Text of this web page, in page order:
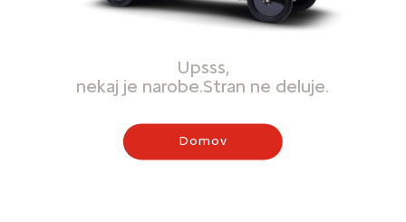
Upsss,
nekaj je narobe.Stran ne deluje.
Domov